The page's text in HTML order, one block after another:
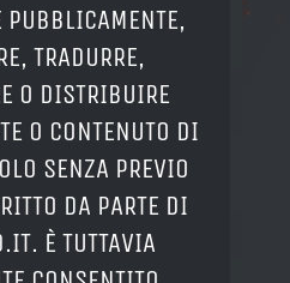
TRADURRE,
O DISTRIBUIRE
O CONTENUTO DI
SENZA PREVIO
DA PARTE DI
È TUTTAVIA